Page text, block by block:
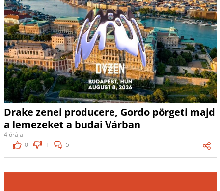
Drake zenei producere, Gordo pörgeti majd
a lemezeket a budai Várban
4 órája
0
1 5